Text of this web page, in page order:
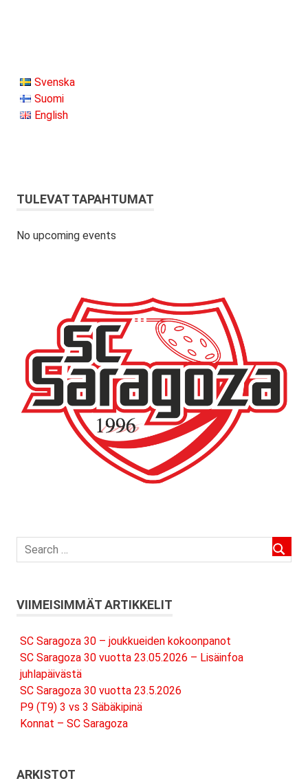
Svenska
Suomi
English
TULEVAT TAPAHTUMAT
No upcoming events
VIIMEISIMMÄT ARTIKKELIT
SC Saragoza 30 – joukkueiden kokoonpanot
SC Saragoza 30 vuotta 23.05.2026 – Lisäinfoa
juhlapäivästä
SC Saragoza 30 vuotta 23.5.2026
P9 (T9) 3 vs 3 Säbäkipinä
Konnat – SC Saragoza
ARKISTOT